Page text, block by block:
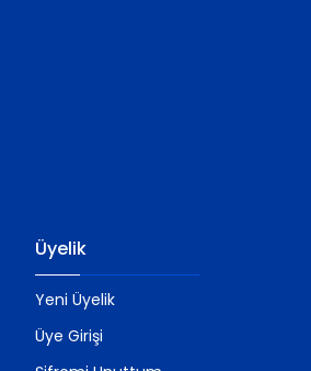
Üyelik
Yeni Üyelik
Üye Girişi